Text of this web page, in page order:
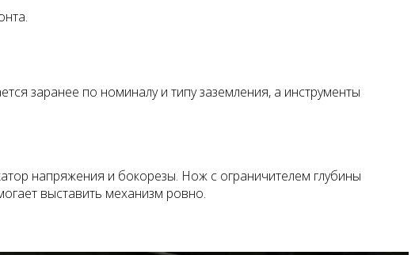
заранее по номиналу и типу заземления, а инструменты
напряжения и бокорезы. Нож с ограничителем глубины
выставить механизм ровно.